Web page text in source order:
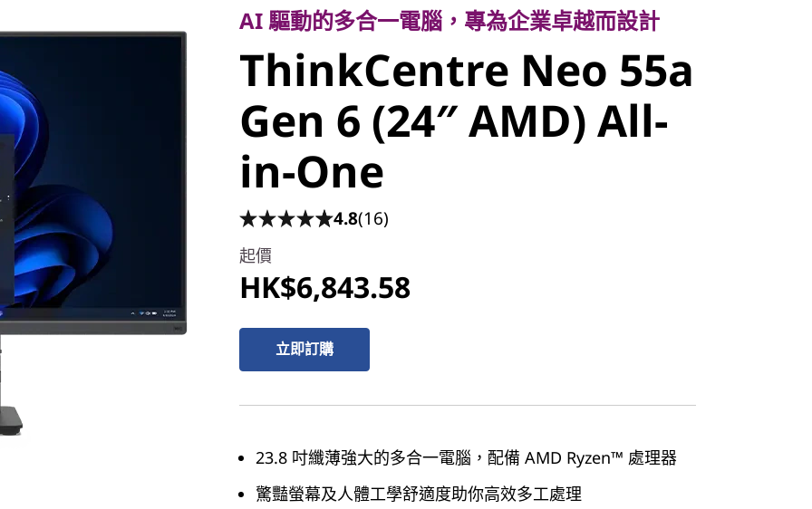
ThinkCentre Neo
55a Gen 6 (24″ AMD)
All-in-One
AI 驅動的多合一電腦，專為企業卓越而設計
ThinkCentre Neo 55a
Gen 6 (24″ AMD) All-
in-One
4.8(16)
起價
HK$6,843.58
立即訂購
23.8 吋纖薄強大的多合一電腦，配備 AMD Ryzen™ 處理器
驚豔螢幕及人體工學舒適度助你高效多工處理